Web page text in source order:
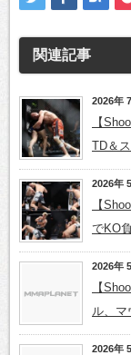
関連記事
2026年
【
TD＆
2026年
【
でKO
2026年
【
ル、
2026年